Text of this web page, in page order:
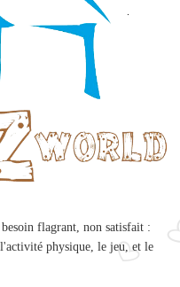
flagrant, non satisfait :
physique, le jeu, et le